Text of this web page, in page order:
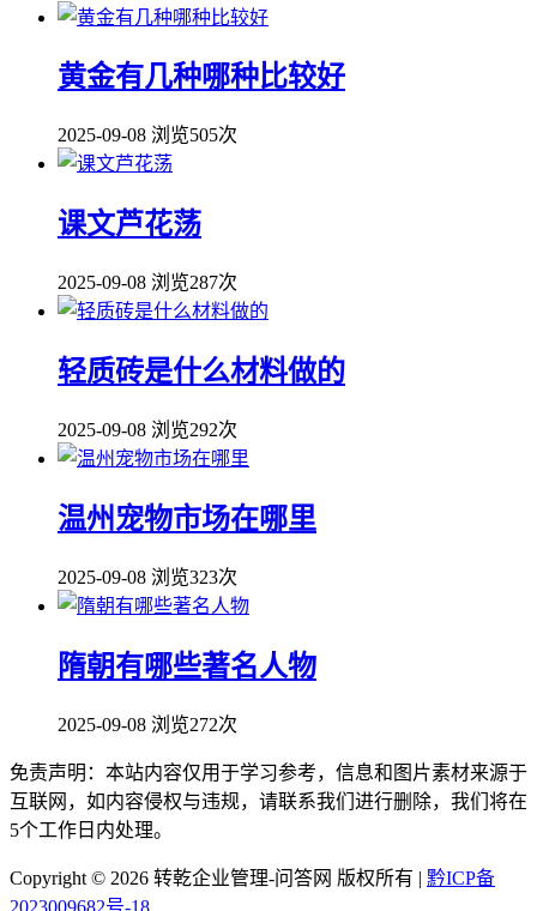
黄金有几种哪种比较好
2025-09-08 浏览505次
课文芦花荡
2025-09-08 浏览287次
轻质砖是什么材料做的
2025-09-08 浏览292次
温州宠物市场在哪里
2025-09-08 浏览323次
隋朝有哪些著名人物
2025-09-08 浏览272次
免责声明：本站内容仅用于学习参考，信息和图片素材来源于
互联网，如内容侵权与违规，请联系我们进行删除，我们将在
5个工作日内处理。
Copyright © 2026 转乾企业管理-问答网 版权所有 | 黔ICP备
2023009682号-18